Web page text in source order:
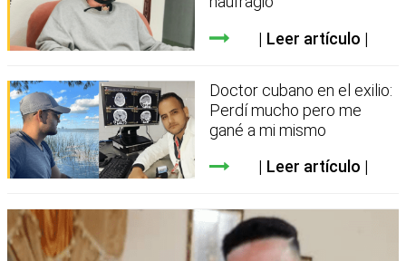
Leer artículo
Doctor cubano en el exilio:
Perdí mucho pero me
gané a mi mismo
Leer artículo